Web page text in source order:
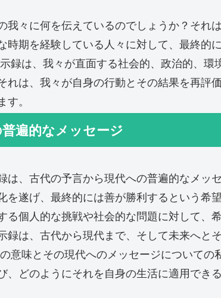
我々に何を伝えているのでしょうか？それ
時期を経験している人々に対して、最終的
録は、我々が直面する社会的、政治的、環
れは、我々が自身の行動とその結果を再評
。
遍的なメッセージ
は、古代の予言から現代への普遍的なメッ
を遂げ、最終的には善が勝利するという希
る個人的な挑戦や社会的な問題に対して、
録は、古代から現代まで、そして未来へと
意味とその現代へのメッセージについての
、どのようにそれを自身の生活に適用でき